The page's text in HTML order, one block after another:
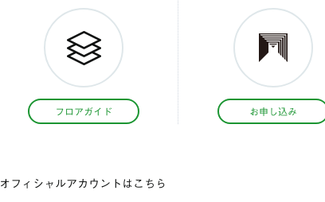
フロアガイド お申し込み
オフィシャルアカウントはこちら